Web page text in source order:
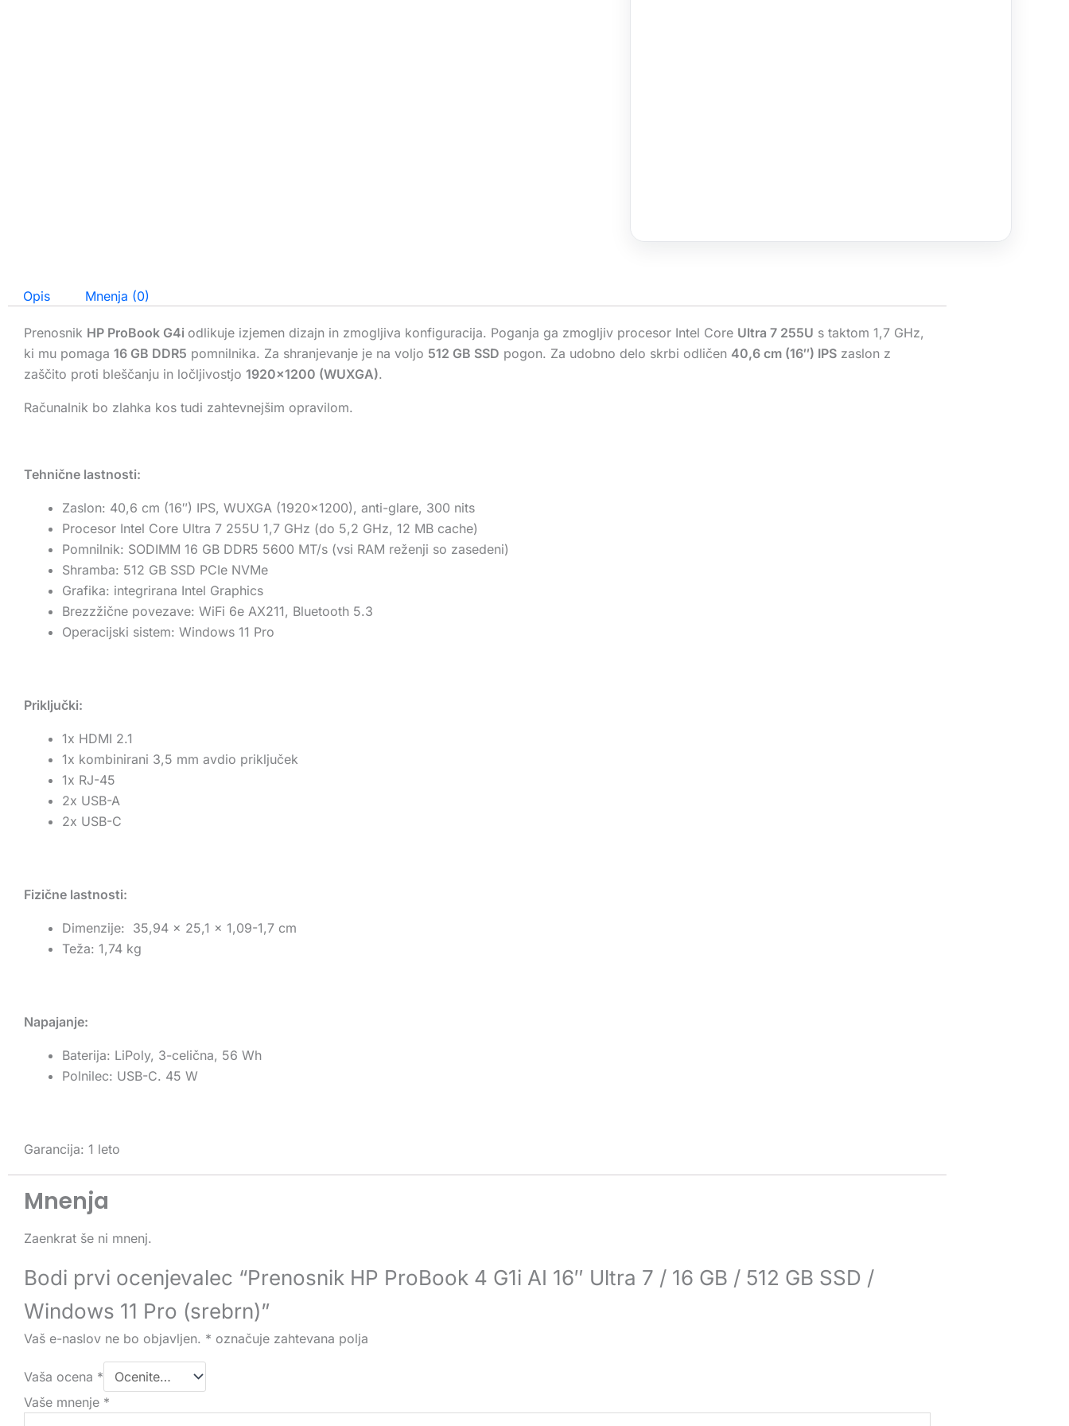
Opis Mnenja (0)
Prenosnik HP ProBook G4i odlikuje izjemen dizajn in zmogljiva konfiguracija. Poganja ga zmogljiv procesor Intel Core Ultra 7 255U s taktom 1,7 GHz,
ki mu pomaga 16 GB DDR5 pomnilnika. Za shranjevanje je na voljo 512 GB SSD pogon. Za udobno delo skrbi odličen 40,6 cm (16″) IPS zaslon z
zaščito proti bleščanju in ločljivostjo 1920×1200 (WUXGA).
Računalnik bo zlahka kos tudi zahtevnejšim opravilom.
Tehnične lastnosti:
Zaslon: 40,6 cm (16″) IPS, WUXGA (1920×1200), anti-glare, 300 nits
Procesor Intel Core Ultra 7 255U 1,7 GHz (do 5,2 GHz, 12 MB cache)
Pomnilnik: SODIMM 16 GB DDR5 5600 MT/s (vsi RAM reženji so zasedeni)
Shramba: 512 GB SSD PCIe NVMe
Grafika: integrirana Intel Graphics
Brezzžične povezave: WiFi 6e AX211, Bluetooth 5.3
Operacijski sistem: Windows 11 Pro
Priključki:
1x HDMI 2.1
1x kombinirani 3,5 mm avdio priključek
1x RJ-45
2x USB-A
2x USB-C
Fizične lastnosti:
Dimenzije: 35,94 x 25,1 x 1,09-1,7 cm
Teža: 1,74 kg
Napajanje:
Baterija: LiPoly, 3-celična, 56 Wh
Polnilec: USB-C. 45 W
Garancija: 1 leto
Mnenja
Zaenkrat še ni mnenj.
Bodi prvi ocenjevalec “Prenosnik HP ProBook 4 G1i AI 16″ Ultra 7 / 16 GB / 512 GB SSD /
Windows 11 Pro (srebrn)”
Vaš e-naslov ne bo objavljen. * označuje zahtevana polja
Vaša ocena *
Vaše mnenje *